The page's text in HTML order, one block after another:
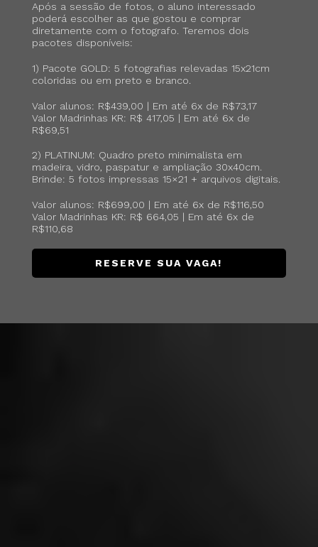
Após a sessão de fotos, o aluno interessado
poderá escolher as que gostou e comprar
diretamente com o fotografo. Teremos dois
pacotes disponíveis:
1) Pacote GOLD: 5 fotografias relevadas 15x21cm
coloridas ou em preto e branco.
Valor alunos: R$439,00 | Em até 6x de R$73,17
Valor Madrinhas KR: R$ 417,05 | Em até 6x de
R$69,51
2) PLATINUM: Quadro preto minimalista em
madeira, vidro, paspatur e ampliação 30x40cm.
Brinde: 5 fotos impressas 15×21 + arquivos digitais.
Valor alunos: R$699,00 | Em até 6x de R$116,50
Valor Madrinhas KR: R$ 664,05 | Em até 6x de
R$110,68
RESERVE SUA VAGA!